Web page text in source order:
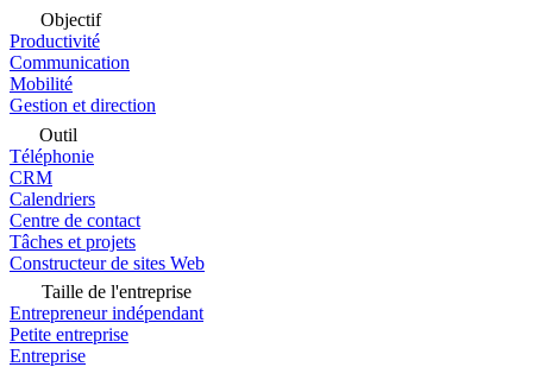
Objectif
Productivité
Communication
Mobilité
Gestion et direction
Outil
Téléphonie
CRM
Calendriers
Centre de contact
Tâches et projets
Constructeur de sites Web
Taille de l'entreprise
Entrepreneur indépendant
Petite entreprise
Entreprise